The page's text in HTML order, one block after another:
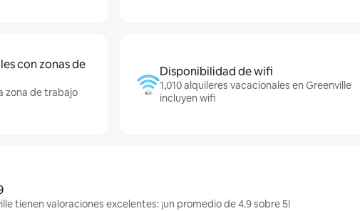
con zonas de
zona de trabajo
Disponibilidad de wifi
1,010 alquileres vacacionales en Greenville
incluyen wifi
tienen valoraciones excelentes: ¡un promedio de 4.9 sobre 5!